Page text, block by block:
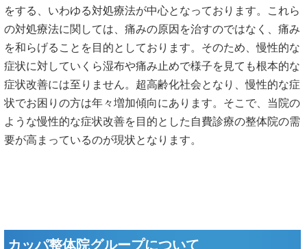
をする、いわゆる対処療法が中心となっております。これら
の対処療法に関しては、痛みの原因を治すのではなく、痛み
を和らげることを目的としております。そのため、慢性的な
症状に対していくら湿布や痛み止めで様子を見ても根本的な
症状改善には至りません。超高齢化社会となり、慢性的な症
状でお困りの方は年々増加傾向にあります。そこで、当院の
ような慢性的な症状改善を目的とした自費診療の整体院の需
要が高まっているのが現状となります。
カッパ整体院グループについて